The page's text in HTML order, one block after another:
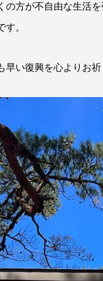
の方が不自由な生活
。
い復興を心よりお祈